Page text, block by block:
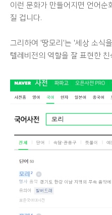
이런 문화가 만들어지면 언어순
질 겁니다.
그리하여 '땅모리'는 '세상 소식
텔레비전의 역할을 잘 표현한